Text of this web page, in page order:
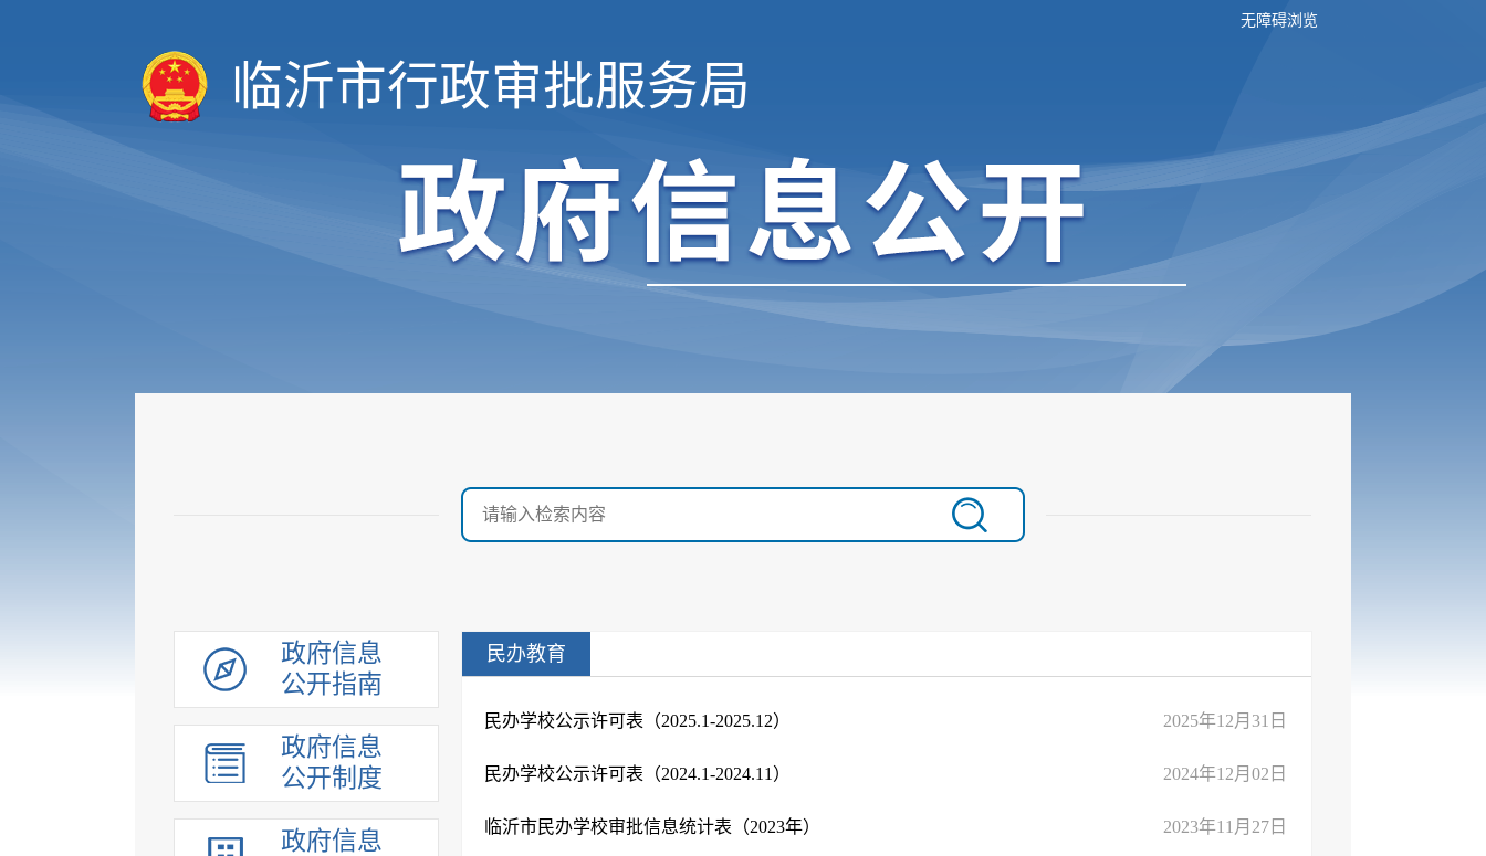
无障碍浏览
临沂市行政审批服务局
政府信息
公开指南
政府信息
公开制度
政府信息
民办教育
民办学校公示许可表（2025.1-2025.12） 2025年12月31日
民办学校公示许可表（2024.1-2024.11） 2024年12月02日
临沂市民办学校审批信息统计表（2023年） 2023年11月27日